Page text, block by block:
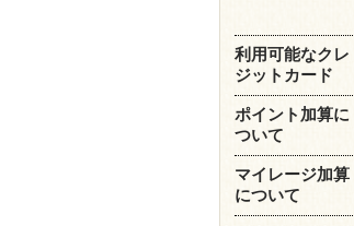
利用可能なクレ
ジットカード
ポイント加算に
ついて
マイレージ加算
について